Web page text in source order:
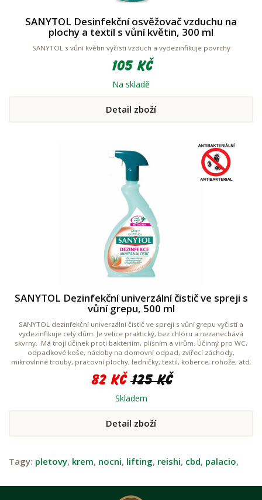
SANYTOL Desinfekční osvěžovač vzduchu na
plochy a textil s vůní květin, 300 ml
SANYTOL s vůní květin vyčistí vzduch a vydezinfikuje povrchy
105 Kč
Na skladě
Detail zboží
SANYTOL Dezinfekční univerzální čistič ve spreji s
vůní grepu, 500 ml
SANYTOL dezinfekční univerzální čistič ve spreji s vůní grepu vyčistí a
vydezinfikuje celý dům. Je velice praktický, bez chlóru a nezanechává
skvrny. Má trojí účinek proti bakteriím, plísním a virům. Účinný pro WC,
odpadkové koše, nádoby na domovní odpad, zvířecí záchody,
mikrovlnné trouby, pracovní plochy, ledničky, textil, koberce, rohože, atd.
82 Kč 125 Kč
Skladem
Detail zboží
Tagy: pletovy, krem, nocni, lifting, reishi, cbd, palacio,